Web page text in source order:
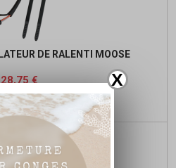
X
DE RALENTI MOOSE
Prix
28,75 €
de
base
au panier